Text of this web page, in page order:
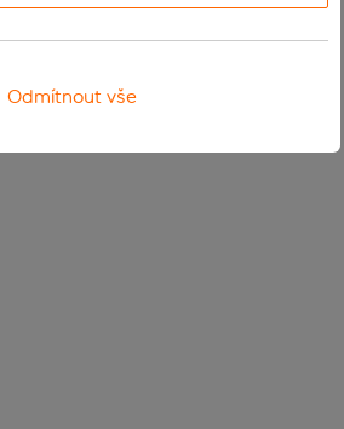
Odmítnout vše